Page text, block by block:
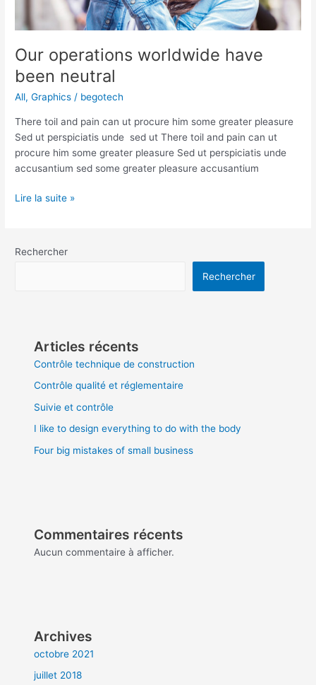
Our operations worldwide have
been neutral
All,Graphics / begotech
There toil and pain can ut procure him some greater pleasure
Sed ut perspiciatis unde sed ut There toil and pain can ut
procure him some greater pleasure Sed ut perspiciatis unde
accusantium sed some greater pleasure accusantium
Lire la suite »
Rechercher
Rechercher
Articles récents
Contrôle technique de construction
Contrôle qualité et réglementaire
Suivie et contrôle
I like to design everything to do with the body
Four big mistakes of small business
Commentaires récents
Aucun commentaire à afficher.
Archives
octobre 2021
juillet 2018